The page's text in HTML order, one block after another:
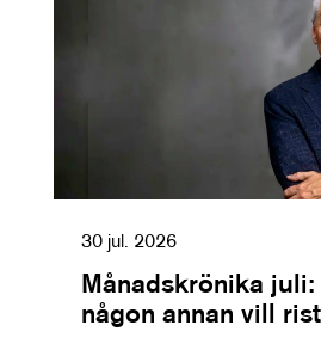
30 jul. 2026
Månadskrönika juli:
någon annan vill